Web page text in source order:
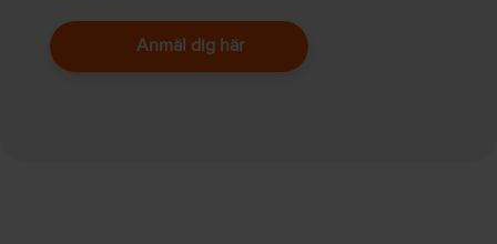
Anmäl dig här